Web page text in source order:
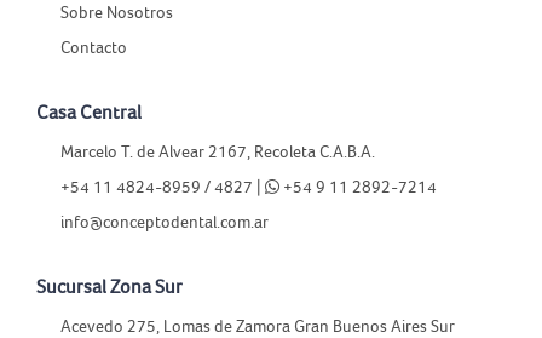
Sobre Nosotros
Contacto
Casa Central
Marcelo T. de Alvear 2167, Recoleta C.A.B.A.
+54 11 4824-8959 / 4827 |
+54 9 11 2892-7214
info@conceptodental.com.ar
Sucursal Zona Sur
Acevedo 275, Lomas de Zamora Gran Buenos Aires Sur